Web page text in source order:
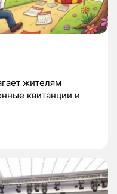
жителям
квитанции и